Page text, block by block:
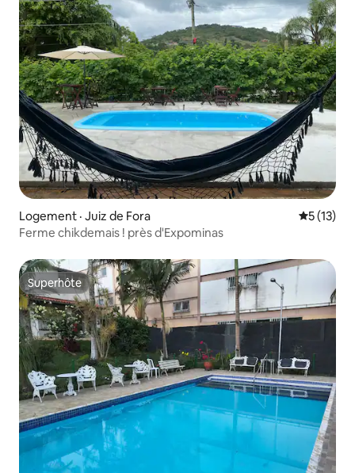
Logement · Juiz de Fora Note
5 (13)
Ferme chikdemais ! près d'Expominas
Superhôte
Superhôte